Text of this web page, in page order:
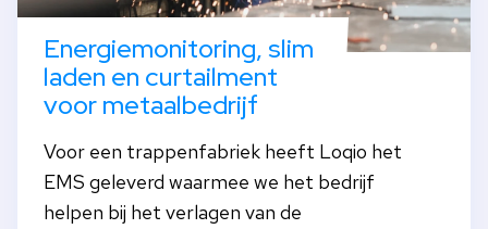
Energiemonitoring, slim
laden en curtailment
voor metaalbedrijf
Voor een trappenfabriek heeft Loqio het
EMS geleverd waarmee we het bedrijf
helpen bij het verlagen van de